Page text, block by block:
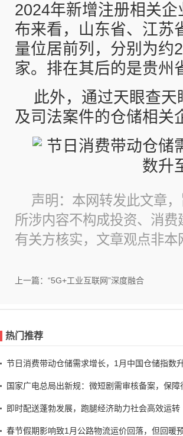
2024年新增注册相关
布来看，山东省、江苏
量位居前列，分别为约
家。排在其后的是贵州
此外，通过天眼查
及司法案件的仓储相关
声明：本网转发此文章
所涉内容不构成投资、消
有关方核实，文章观点非
上一篇：“5G+工业互联网”深度融合
热门推荐
节日消费带动仓储需求增长，1月中国仓储指数
国家广电总局出新规：微短剧需审核备案，保障
即时配送蓬勃发展，跑腿经济助力社会高效运转
春节假期影响致1月公路物流运价回落，但回暖